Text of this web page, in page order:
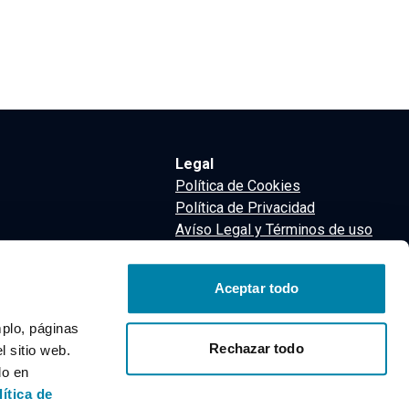
páginas
sitio web.
en
de
Aceptar todo
Rechazar todo
Legal
Política de Cookies
Política de Privacidad
Avíso Legal y Términos de uso